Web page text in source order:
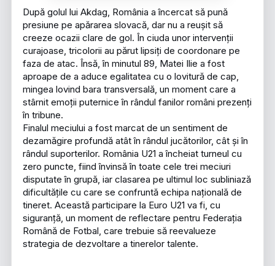
După golul lui Akdag, România a încercat să pună
presiune pe apărarea slovacă, dar nu a reușit să
creeze ocazii clare de gol. În ciuda unor intervenții
curajoase, tricolorii au părut lipsiți de coordonare pe
faza de atac. Însă, în minutul 89, Matei Ilie a fost
aproape de a aduce egalitatea cu o lovitură de cap,
mingea lovind bara transversală, un moment care a
stârnit emoții puternice în rândul fanilor români prezenți
în tribune.
Finalul meciului a fost marcat de un sentiment de
dezamăgire profundă atât în rândul jucătorilor, cât și în
rândul suporterilor. România U21 a încheiat turneul cu
zero puncte, fiind învinsă în toate cele trei meciuri
disputate în grupă, iar clasarea pe ultimul loc subliniază
dificultățile cu care se confruntă echipa națională de
tineret. Această participare la Euro U21 va fi, cu
siguranță, un moment de reflectare pentru Federația
Română de Fotbal, care trebuie să reevalueze
strategia de dezvoltare a tinerelor talente.